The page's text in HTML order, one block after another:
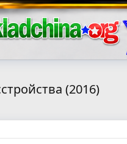
(2016)